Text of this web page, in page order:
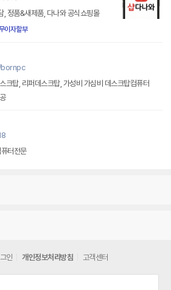
, 정품&새제품, 다나와 공식쇼핑몰
이자할부
크탑, 리퍼데스크탑, 가성비 가심비 데스크탑컴퓨터
터전문
인 개인정보처리방침 고객센터